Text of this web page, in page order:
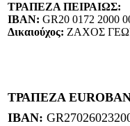
ΤΡΑΠΕΖΑ ΠΕΙΡΑΙΩΣ:
IBAN: GR20 0172 2000
Δικαιούχος: ΖΑΧΟΣ
ΤΡΑΠΕΖΑ
IBAN: